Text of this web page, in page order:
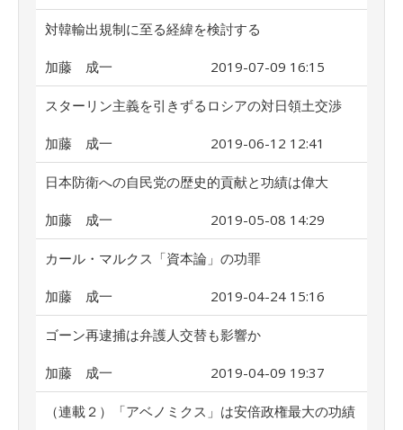
対韓輸出規制に至る経緯を検討する
加藤 成一 2019-07-09 16:15
スターリン主義を引きずるロシアの対日領土交渉
加藤 成一 2019-06-12 12:41
日本防衛への自民党の歴史的貢献と功績は偉大
加藤 成一 2019-05-08 14:29
カール・マルクス「資本論」の功罪
加藤 成一 2019-04-24 15:16
ゴーン再逮捕は弁護人交替も影響か
加藤 成一 2019-04-09 19:37
（連載２）「アベノミクス」は安倍政権最大の功績